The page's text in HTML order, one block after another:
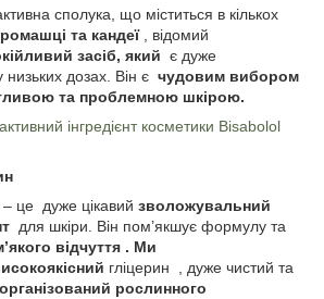
сполука, що міститься в кількох
ромашці та кандеї, відомий
засіб, який є дуже
дозах. Він є чудовим вибором
та проблемною шкірою.
інгредієнт косметики Bisabolol
це дуже цікавий зволожувальний
для шкіри. Він пом’якшує формулу та
відчуття . Ми
гліцерин , дуже чистий та
рослинного